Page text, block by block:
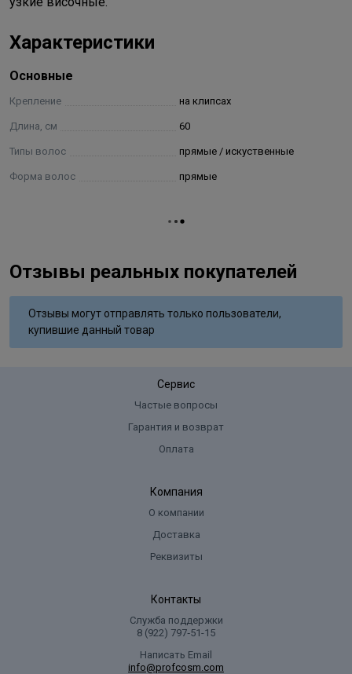
Характеристики
Основные
Крепление на клипсах
Длина, см 60
Типы волос прямые / искуственные
Форма волос прямые
Отзывы реальных покупателей
Отзывы могут отправлять только пользователи,
купившие данный товар
Сервис
Частые вопросы
Гарантия и возврат
Оплата
Компания
О компании
Доставка
Реквизиты
Контакты
Служба поддержки
8 (922) 797‑51-15
Написать Email
info@profcosm.com